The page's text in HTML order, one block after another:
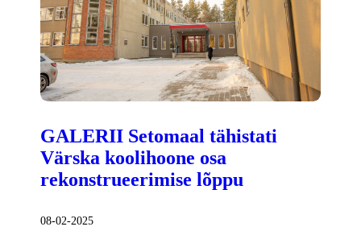
GALERII Setomaal tähistati
Värska koolihoone osa
rekonstrueerimise lõppu
08-02-2025